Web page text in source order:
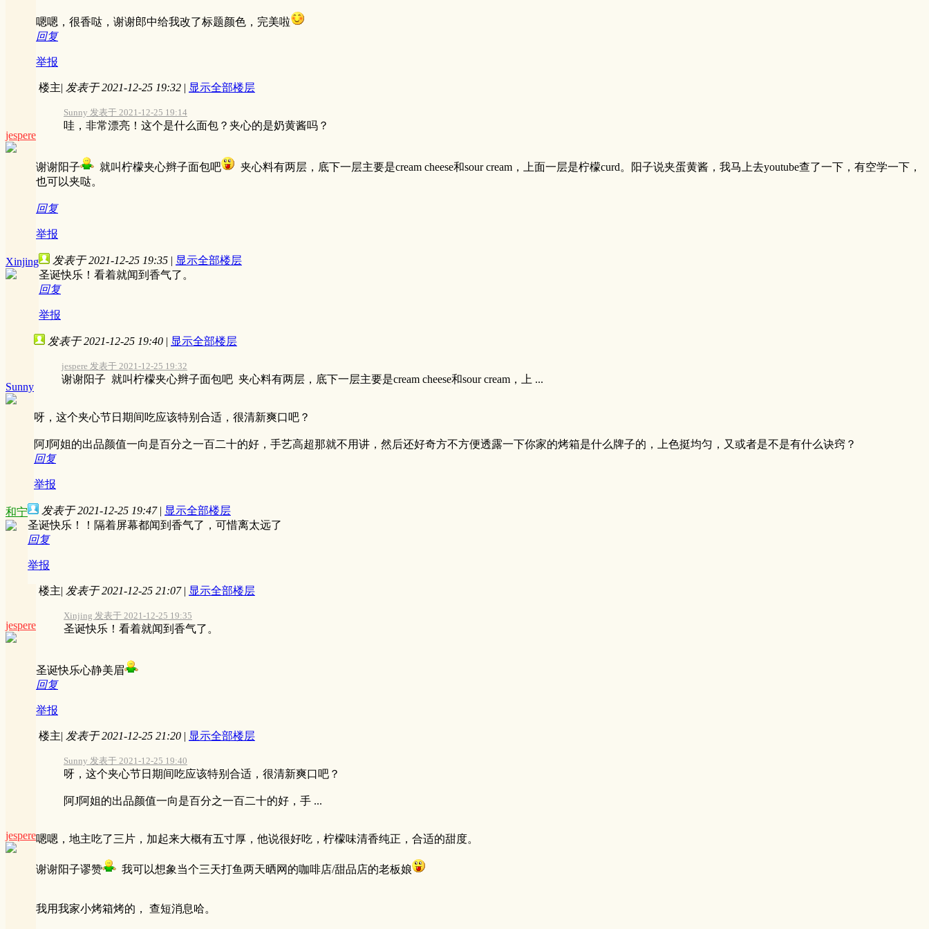
嗯嗯，很香哒，谢谢郎中给我改了标题颜色，完美啦
回复
举报
jespere
楼主| 发表于 2021-12-25 19:32 | 显示全部楼层
Sunny 发表于 2021-12-25 19:14
哇，非常漂亮！这个是什么面包？夹心的是奶黄酱吗？
谢谢阳子 就叫柠檬夹心辫子面包吧
夹心料有两层，底下一层主要是cream cheese和sour cream，上面一层是柠檬curd。阳子说夹蛋黄酱，我马上去youtube查了一下，有空学一下，
也可以夹哒。
回复
举报
Xinjing 发表于 2021-12-25 19:35 | 显示全部楼层
圣诞快乐！看着就闻到香气了。
回复
举报
Sunny
发表于 2021-12-25 19:40 | 显示全部楼层
jespere 发表于 2021-12-25 19:32
谢谢阳子 就叫柠檬夹心辫子面包吧 夹心料有两层，底下一层主要是cream cheese和sour cream，上 ...
呀，这个夹心节日期间吃应该特别合适，很清新爽口吧？
阿J阿姐的出品颜值一向是百分之一百二十的好，手艺高超那就不用讲，然后还好奇方不方便透露一下你家的烤箱是什么牌子的，上色挺均匀，又或者是不是有什么诀窍？
回复
举报
和宁 发表于 2021-12-25 19:47 | 显示全部楼层
圣诞快乐！！隔着屏幕都闻到香气了，可惜离太远了
回复
举报
jespere
楼主| 发表于 2021-12-25 21:07 | 显示全部楼层
Xinjing 发表于 2021-12-25 19:35
圣诞快乐！看着就闻到香气了。
圣诞快乐心静美眉
回复
举报
jespere
楼主| 发表于 2021-12-25 21:20 | 显示全部楼层
Sunny 发表于 2021-12-25 19:40
呀，这个夹心节日期间吃应该特别合适，很清新爽口吧？
阿J阿姐的出品颜值一向是百分之一百二十的好，手 ...
嗯嗯，地主吃了三片，加起来大概有五寸厚，他说很好吃，柠檬味清香纯正，合适的甜度。
谢谢阳子谬赞 我可以想象当个三天打鱼两天晒网的咖啡店/甜品店的老板娘
我用我家小烤箱烤的， 查短消息哈。